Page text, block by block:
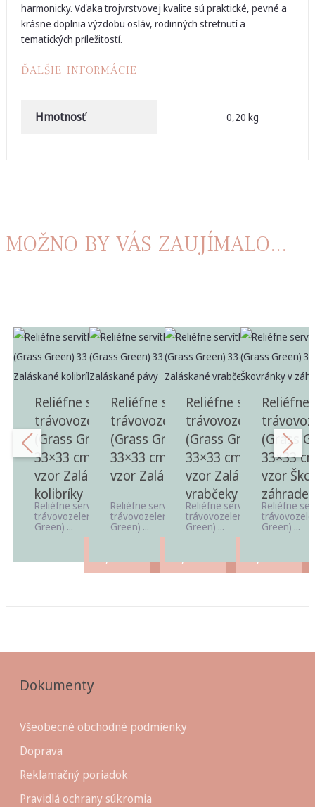
harmonicky. Vďaka trojvrstvovej kvalite sú praktické, pevné a
krásne doplnia výzdobu osláv, rodinných stretnutí a
tematických príležitostí.
ĎALŠIE INFORMÁCIE
Hmotnosť 0,20 kg
MOŽNO BY VÁS ZAUJÍMALO...
Reliéfne servítky
trávovozelené
(Grass Green)
33×33 cm, 20 ks –
vzor Zaláskané
kolibríky
Reliéfne servítky v odtieni
trávovozelená (Grass
Green) ...
Reliéfne servítky
trávovozelené
(Grass Green)
33×33 cm, 20 ks –
vzor Zaláskané pávy
Reliéfne servítky v odtieni
trávovozelená (Grass
Green) ...
Reliéfne servítky
trávovozelené
(Grass Green)
33×33 cm, 20 ks –
vzor Zaláskané
vrabčeky
Reliéfne servítky v odtieni
trávovozelená (Grass
Green) ...
Reliéfne
(Grass
33×33
vzor
záhrade
Reliéfne
Green) ...
Dokumenty
Všeobecné obchodné podmienky
Doprava
Reklamačný poriadok
Pravidlá ochrany súkromia